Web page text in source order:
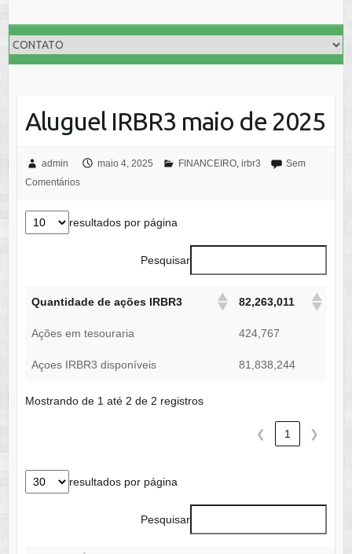
Aluguel IRBR3 maio de 2025
admin maio 4, 2025 FINANCEIRO, irbr3
Sem
Comentários
resultados por página
Pesquisar
Quantidade de ações IRBR3 82,263,011
Ações em tesouraria 424,767
Açoes IRBR3 disponíveis 81,838,244
Mostrando de 1 até 2 de 2 registros
❮ 1 ❯
resultados por página
Pesquisar